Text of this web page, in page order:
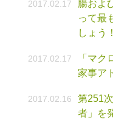
2017.02.17
腸およ
って最
しょう
2017.02.17
「マ
家事ア
2017.02.16
第251
者」を